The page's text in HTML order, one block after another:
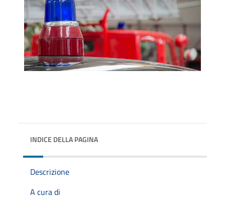
INDICE DELLA PAGINA
Descrizione
A cura di